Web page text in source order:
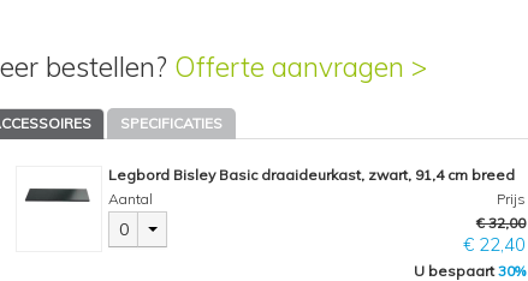
bestellen? Offerte aanvragen >
SPECIFICATIES
Legbord Bisley Basic draaideurkast, zwart, 91,4 cm breed
Aantal
0
Prijs
€ 32,00
€ 22,40
U bespaart30%